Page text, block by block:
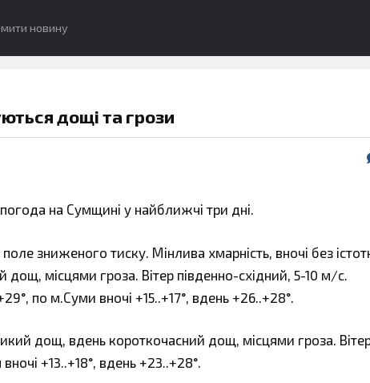
новину
дощі та грози
на Сумщині у найближчі три дні.
зниженого тиску. Мінлива хмарність, вночі без
місцями гроза. Вітер південно-східний, 5-10 м/с.
по м.Суми вночі +15..+17°, вдень +26..+28°.
дощ, вдень короткочасний дощ, місцями гроза.
+13..+18°, вдень +23..+28°.